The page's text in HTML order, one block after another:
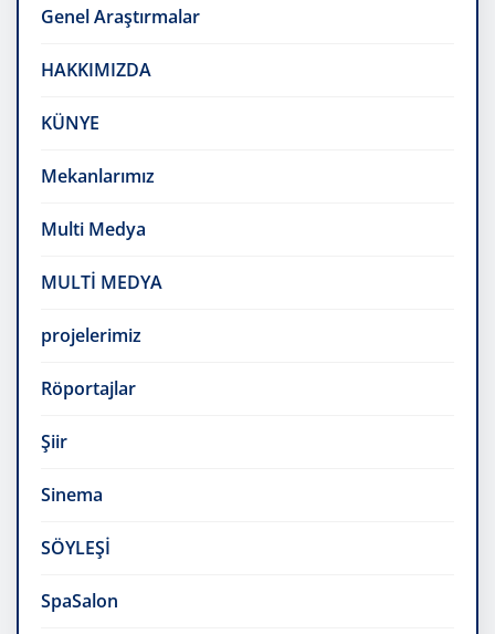
Genel Araştırmalar
HAKKIMIZDA
KÜNYE
Mekanlarımız
Multi Medya
MULTİ MEDYA
projelerimiz
Röportajlar
Şiir
Sinema
SÖYLEŞİ
SpaSalon